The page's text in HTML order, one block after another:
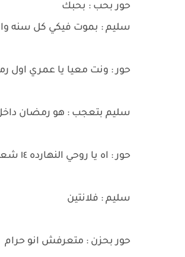
حور بحب : بحبك
سليم : بموت فيكي كل سنه
حور : ونت معيا يا عمري اول
سليم بتعجب : هو رمضان
حور : اه يا روحي النهارده ١٤ شعبان اومال انت بتقولي كل سنه ونتي طيبه علي اي
سليم : فلانتين
حور بحزن : متعرفش انو حرام